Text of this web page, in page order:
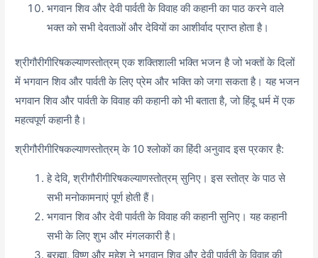
भगवान शिव और देवी पार्वती के विवाह की कहानी का पाठ करने वाले
भक्त को सभी देवताओं और देवियों का आशीर्वाद प्राप्त होता है।
श्रीगौरीगीरिषकल्याणस्तोत्रम् एक शक्तिशाली भक्ति भजन है जो भक्तों के दिलों
में भगवान शिव और पार्वती के लिए प्रेम और भक्ति को जगा सकता है। यह भजन
भगवान शिव और पार्वती के विवाह की कहानी को भी बताता है, जो हिंदू धर्म में एक
महत्वपूर्ण कहानी है।
श्रीगौरीगीरिषकल्याणस्तोत्रम् के 10 श्लोकों का हिंदी अनुवाद इस प्रकार है:
हे देवि, श्रीगौरीगीरिषकल्याणस्तोत्रम् सुनिए। इस स्तोत्र के पाठ से
सभी मनोकामनाएं पूर्ण होती हैं।
भगवान शिव और देवी पार्वती के विवाह की कहानी सुनिए। यह कहानी
सभी के लिए शुभ और मंगलकारी है।
ब्रह्मा, विष्णु और महेश ने भगवान शिव और देवी पार्वती के विवाह की